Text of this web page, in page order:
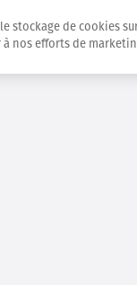
stockage de cookies
nos efforts de